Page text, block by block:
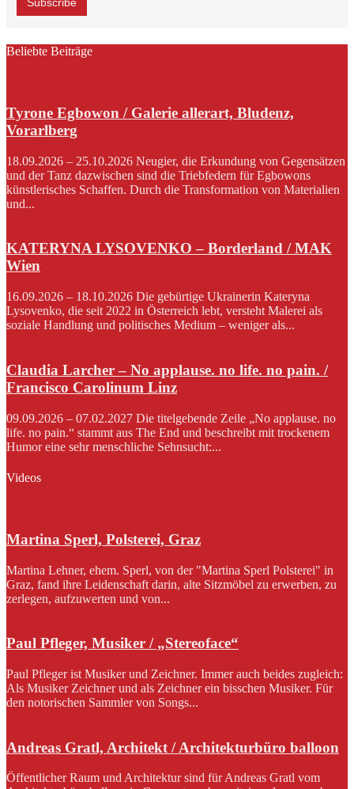
Beliebte Beiträge
Tyrone Egbowon / Galerie allerart, Bludenz,
Vorarlberg
18.09.2026 – 25.10.2026 Neugier, die Erkundung von Gegensätzen
und der Tanz dazwischen sind die Triebfedern für Egbowons
künstlerisches Schaffen. Durch die Transformation von Materialien
und...
KATERYNA LYSOVENKO – Borderland / MAK
Wien
16.09.2026 – 18.10.2026 Die gebürtige Ukrainerin Kateryna
Lysovenko, die seit 2022 in Österreich lebt, versteht Malerei als
soziale Handlung und politisches Medium – weniger als...
Claudia Larcher – No applause. no life. no pain. /
Francisco Carolinum Linz
09.09.2026 – 07.02.2027 Die titelgebende Zeile „No applause. no
life. no pain.“ stammt aus The End und beschreibt mit trockenem
Humor eine sehr menschliche Sehnsucht:...
Videos
Martina Sperl, Polsterei, Graz
Martina Lehner, ehem. Sperl, von der "Martina Sperl Polsterei" in
Graz, fand ihre Leidenschaft darin, alte Sitzmöbel zu erwerben, zu
zerlegen, aufzuwerten und von...
Paul Pfleger, Musiker / „Stereoface“
Paul Pfleger ist Musiker und Zeichner. Immer auch beides zugleich:
Als Musiker Zeichner und als Zeichner ein bisschen Musiker. Für
den notorischen Sammler von Songs...
Andreas Gratl, Architekt / Architekturbüro balloon
Öffentlicher Raum und Architektur sind für Andreas Gratl vom